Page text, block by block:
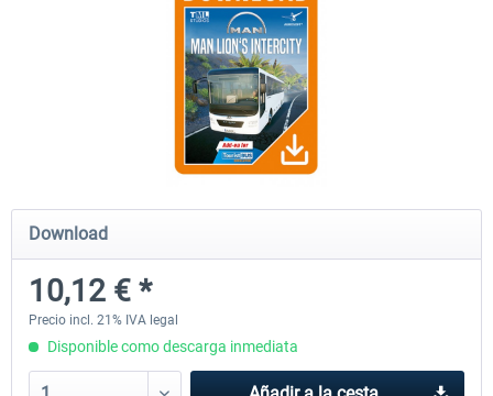
Fernbus Simulator - Platinum Edition
40,62 € *
Download
10,12 € *
Precio incl. 21% IVA legal
Disponible como descarga inmediata